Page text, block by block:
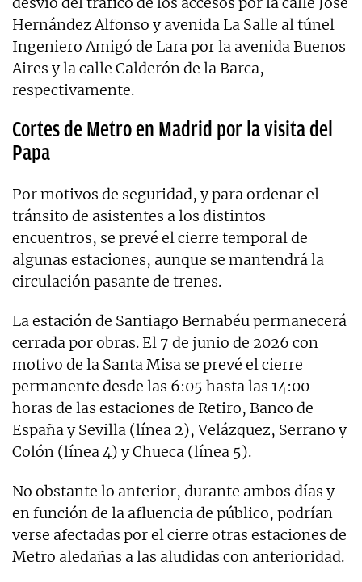
Hernández Alfonso y avenida La Salle al túnel
Ingeniero Amigó de Lara por la avenida Buenos
Aires y la calle Calderón de la Barca,
respectivamente.
Cortes de Metro en Madrid por la visita del
Papa
Por motivos de seguridad, y para ordenar el
tránsito de asistentes a los distintos
encuentros, se prevé el cierre temporal de
algunas estaciones, aunque se mantendrá la
circulación pasante de trenes.
La estación de Santiago Bernabéu permanecerá
cerrada por obras. El 7 de junio de 2026 con
motivo de la Santa Misa se prevé el cierre
permanente desde las 6:05 hasta las 14:00
horas de las estaciones de Retiro, Banco de
España y Sevilla (línea 2), Velázquez, Serrano y
Colón (línea 4) y Chueca (línea 5).
No obstante lo anterior, durante ambos días y
en función de la afluencia de público, podrían
verse afectadas por el cierre otras estaciones de
Metro aledañas a las aludidas con anterioridad.